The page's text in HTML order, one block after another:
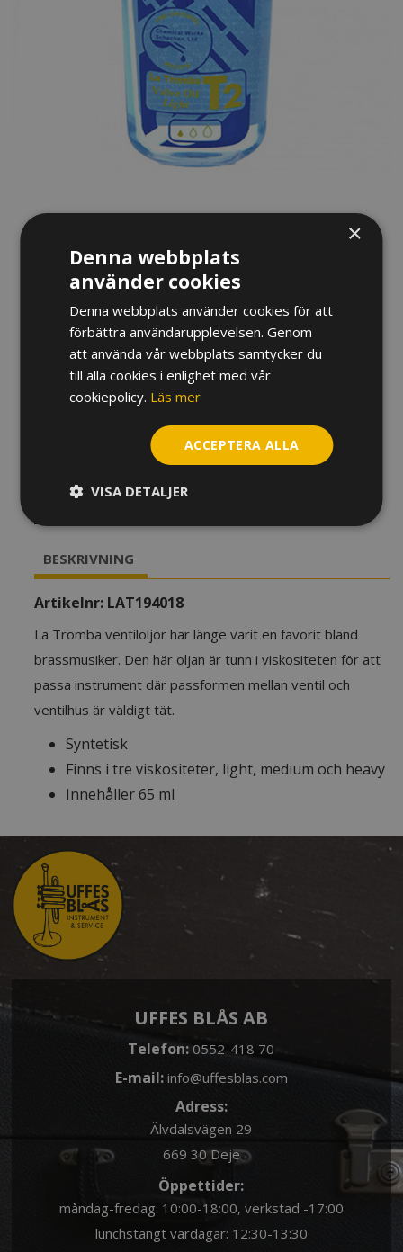
LIGHT
La Tromba ventiloljor har länge varit en favorit bland
brassmusiker. Den här oljan är tunn i viskositeten för att
passa täta ventiler.
Tromba
Light
BESKRIVNING
Artikelnr: LAT194018
La Tromba ventiloljor har länge varit en favorit bland
brassmusiker. Den här oljan är tunn i viskositeten för att
passa instrument där passformen mellan ventil och
ventilhus är väldigt tät.
Syntetisk
Finns i tre viskositeter, light, medium och heavy
Innehåller 65 ml
UFFES BLÅS AB
Telefon:0552-418 70
E-mail: info@uffesblas.com
Adress:
Älvdalsvägen 29
669 30 Deje
Öppettider:
måndag-fredag: 10:00-18:00, verkstad -17:00
lunchstängt vardagar: 12:30-13:30
×
Denna webbplats
använder cookies
Denna webbplats använder cookies för att
förbättra användarupplevelsen. Genom
att använda vår webbplats samtycker du
till alla cookies i enlighet med vår
cookiepolicy. Läs mer
ACCEPTERA ALLA
VISA DETALJER